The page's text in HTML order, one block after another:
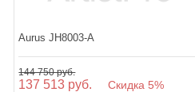
Aurus JH8003-A
144 750 руб.
137 513 руб. Скидка 5%